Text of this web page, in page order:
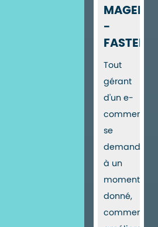
MAGENTO
-
FASTERIZE
Tout
gérant
d'un e-
commerce
se
demande,
à un
moment
donné,
comment